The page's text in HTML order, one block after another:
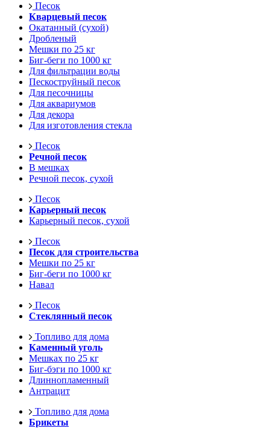
Песок
Кварцевый песок
Окатанный (сухой)
Дробленый
Мешки по 25 кг
Биг-беги по 1000 кг
Для фильтрации воды
Пескоструйный песок
Для песочницы
Для аквариумов
Для декора
Для изготовления стекла
Песок
Речной песок
В мешках
Речной песок, сухой
Песок
Карьерный песок
Карьерный песок, сухой
Песок
Песок для строительства
Мешки по 25 кг
Биг-беги по 1000 кг
Навал
Песок
Стеклянный песок
Топливо для дома
Каменный уголь
Мешках по 25 кг
Биг-бэги по 1000 кг
Длиннопламенный
Антрацит
Топливо для дома
Брикеты